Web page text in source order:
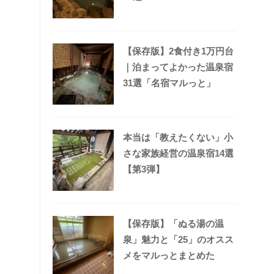
【保存版】2食付き1万円台
｜泊まってよかった温泉宿
31選「名宿マルっと」
本当は「教えたくない」小
さな家族経営の温泉宿14選
【第3弾】
【保存版】「ぬる湯の温
泉」魅力と「25」のオスス
メをマルっとまとめた